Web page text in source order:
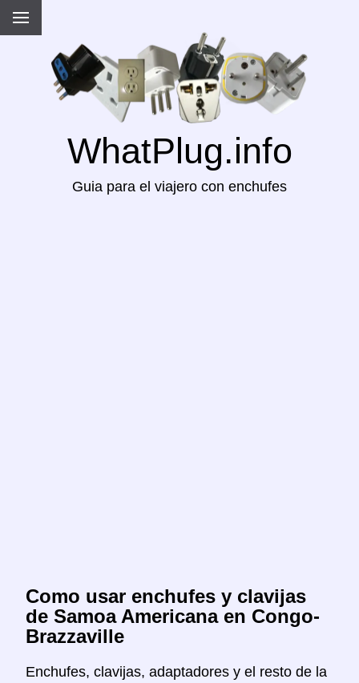
WhatPlug.info
Guia para el viajero con enchufes
Como usar enchufes y clavijas
de Samoa Americana en Congo-
Brazzaville
Enchufes, clavijas, adaptadores y el resto de la